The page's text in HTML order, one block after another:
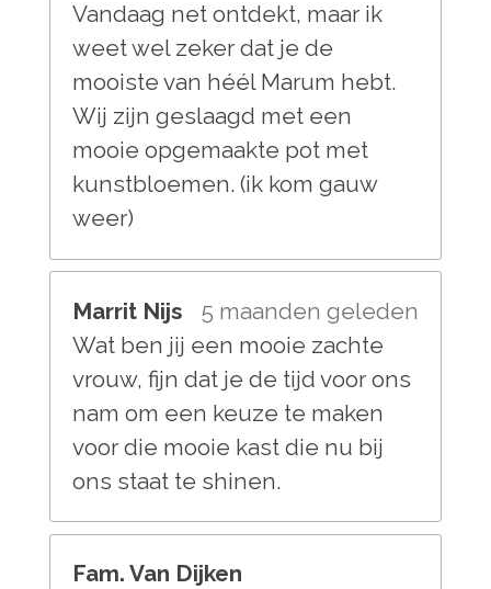
Vandaag net ontdekt, maar ik
weet wel zeker dat je de
mooiste van héél Marum hebt.
Wij zijn geslaagd met een
mooie opgemaakte pot met
kunstbloemen. (ik kom gauw
weer)
Marrit Nijs
5 maanden geleden
Wat ben jij een mooie zachte
vrouw, fijn dat je de tijd voor ons
nam om een keuze te maken
voor die mooie kast die nu bij
ons staat te shinen.
Fam. Van Dijken